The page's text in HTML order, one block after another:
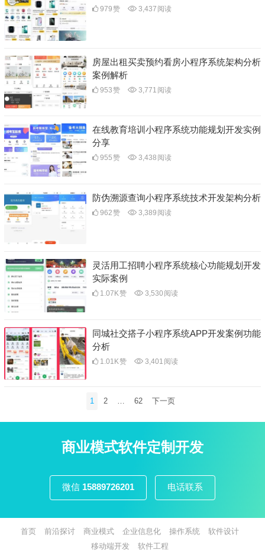
979赞 3,437 阅读
房屋出租买卖预约看房小程序系统架构分析
案例解析
953赞 3,771 阅读
在线教育培训小程序系统功能规划开发实例
分享
955赞 3,438 阅读
防伪溯源查询小程序系统技术开发架构分析
962赞 3,389 阅读
灵活用工招聘小程序系统核心功能规划开发
实际案例
1.07K赞 3,530 阅读
同城社交搭子小程序系统APP开发案例功能
分析
1.01K赞 3,401 阅读
分
1 2 62 下一页
商业模式软件定制开发
微信 15889726201 电话联系
首页 前沿探讨 商业模式 企业信息化 操作系统
软件设计
移动端开发
软件工程